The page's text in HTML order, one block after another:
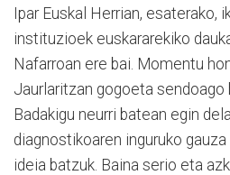
Ipar Euskal Herrian, esaterako,
instituzioek euskararekiko
Nafarroan ere bai. Momentu
Jaurlaritzan gogoeta sendoago
Badakigu neurri batean egin
diagnostikoaren inguruko
ideia batzuk. Baina serio eta